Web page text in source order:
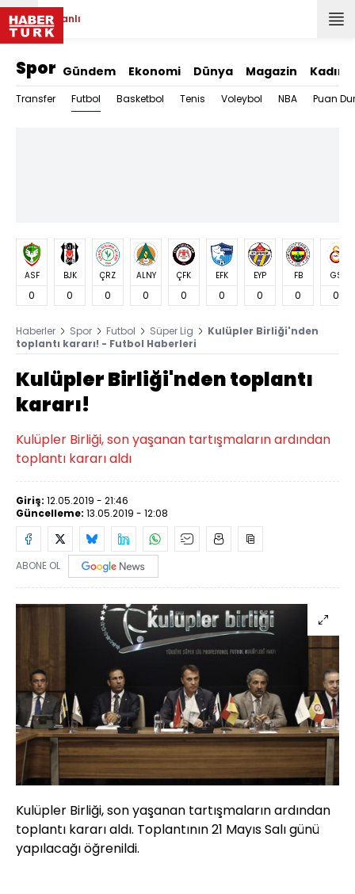
Canlı
Spor Gündem Ekonomi Dünya Magazin Kadın
Transfer Futbol Basketbol Tenis Voleybol NBA Puan
ASF
0
BJK
0
ÇRZ
0
ALNY
0
ÇFK
0
EFK
0
EYP
0
FB
0
GS
0
Haberler Spor Futbol Süper Lig
Kulüpler Birliği'nden
toplantı kararı! - Futbol Haberleri
Kulüpler Birliği'nden toplantı
kararı!
Kulüpler Birliği, son yaşanan tartışmaların ardından
toplantı kararı aldı
Giriş: 12.05.2019 - 21:46
Güncelleme: 13.05.2019 - 12:08
ABONE OL
Kulüpler Birliği, son yaşanan tartışmaların ardından
toplantı kararı aldı. Toplantının 21 Mayıs Salı günü
yapılacağı öğrenildi.